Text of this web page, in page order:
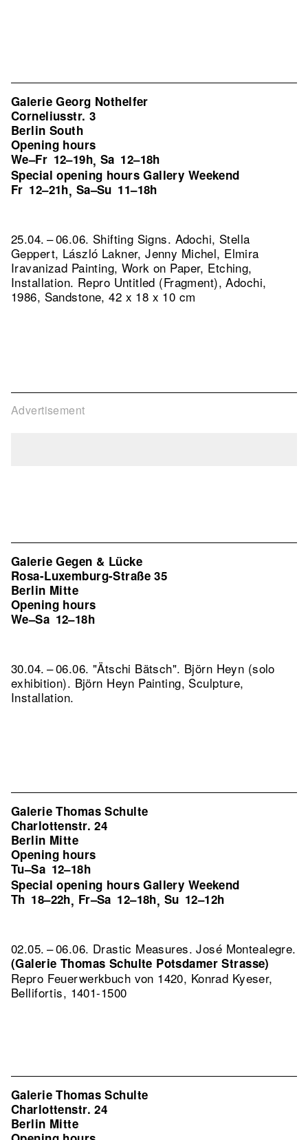
Advertisement
Galerie Georg Nothelfer
Corneliusstr. 3
Berlin South
Opening hours
We–Fr 12–19h, Sa 12–18h
Special opening hours Gallery Weekend
Fr 12–21h, Sa–Su 11–18h
25.04. – 06.06. Shifting Signs. Adochi, Stella
Geppert, László Lakner, Jenny Michel, Elmira
Iravanizad Painting, Work on Paper, Etching,
Installation. Repro Untitled (Fragment), Adochi,
1986, Sandstone, 42 x 18 x 10 cm
Galerie Gegen & Lücke
Rosa-Luxemburg-Straße 35
Berlin Mitte
Opening hours
We–Sa 12–18h
30.04. – 06.06. "Ätschi Bätsch". Björn Heyn (solo
exhibition). Björn Heyn Painting, Sculpture,
Installation.
Galerie Thomas Schulte
Charlottenstr. 24
Berlin Mitte
Opening hours
Tu–Sa 12–18h
Special opening hours Gallery Weekend
Th 18–22h, Fr–Sa 12–18h, Su 12–12h
02.05. – 06.06. Drastic Measures. José Montealegre.
(Galerie Thomas Schulte Potsdamer Strasse)
Repro Feuerwerkbuch von 1420, Konrad Kyeser,
Bellifortis, 1401-1500
Galerie Thomas Schulte
Charlottenstr. 24
Berlin Mitte